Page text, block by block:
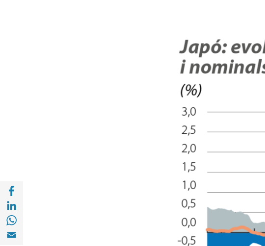
Compartir a Facebook (opens in a new window)
Compartir a with Linkedin (opens in a new window)
Compartir a with Whatsapp (opens in a new window)
Compartir a Email (opens in a new window)